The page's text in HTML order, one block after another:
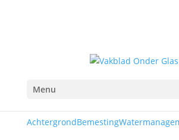
Menu
AchtergrondBemesting